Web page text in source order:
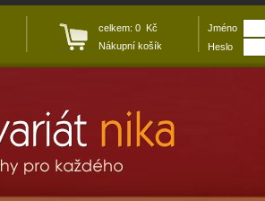
celkem: 0 Kč
Nákupní košík
Jméno
Heslo